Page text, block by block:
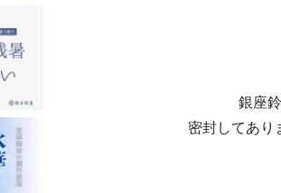
銀座
密封してあり